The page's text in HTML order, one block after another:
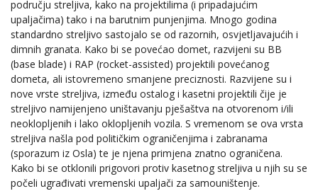
području streljiva, kako na projektilima (i pripadajućim
upaljačima) tako i na barutnim punjenjima. Mnogo godina
standardno streljivo sastojalo se od razornih, osvjetljavajućih i
dimnih granata. Kako bi se povećao domet, razvijeni su BB
(base blade) i RAP (rocket-assisted) projektili povećanog
dometa, ali istovremeno smanjene preciznosti. Razvijene su i
nove vrste streljiva, između ostalog i kasetni projektili čije je
streljivo namijenjeno uništavanju pješaštva na otvorenom i/ili
neoklopljenih i lako oklopljenih vozila. S vremenom se ova vrsta
streljiva našla pod političkim ograničenjima i zabranama
(sporazum iz Osla) te je njena primjena znatno ograničena.
Kako bi se otklonili prigovori protiv kasetnog streljiva u njih su se
počeli ugrađivati vremenski upaljači za samouništenje.